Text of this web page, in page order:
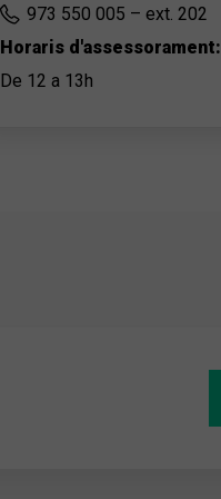
973 550 005 – ext. 202
Horaris d'assessorament:
De 12 a 13h